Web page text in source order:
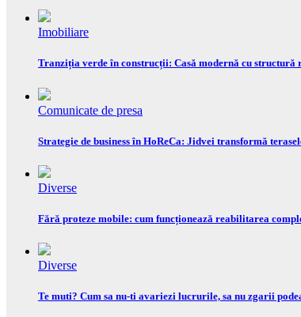
Imobiliare
Tranziția verde în construcții: Casă modernă cu structură
Comunicate de presa
Strategie de business în HoReCa: Jidvei transformă
Diverse
Fără proteze mobile: cum funcționează reabilitarea
Diverse
Te muti? Cum sa nu-ti avariezi lucrurile, sa nu zgarii